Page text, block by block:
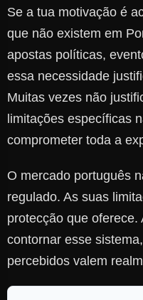
Se a tua motivação é
que não existem em
apostas políticas,
essa necessidade
Muitas vezes não
limitações específicas
comprometer toda a
O mercado português
regulado. As suas
protecção que
contornar esse
percebidos valem